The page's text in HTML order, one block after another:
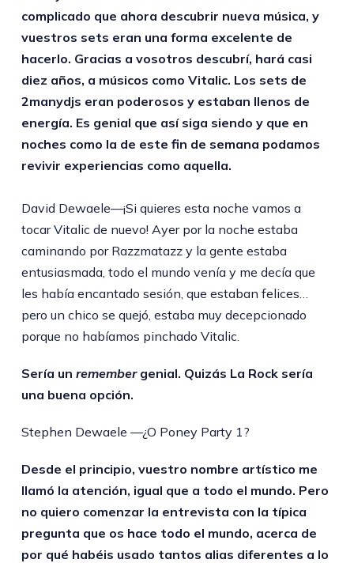
complicado que ahora descubrir nueva música, y
vuestros sets eran una forma excelente de
hacerlo. Gracias a vosotros descubrí, hará casi
diez años, a músicos como Vitalic. Los sets de
2manydjs eran poderosos y estaban llenos de
energía. Es genial que así siga siendo y que en
noches como la de este fin de semana podamos
revivir experiencias como aquella.
David Dewaele—¡Si quieres esta noche vamos a
tocar Vitalic de nuevo! Ayer por la noche estaba
caminando por Razzmatazz y la gente estaba
entusiasmada, todo el mundo venía y me decía que
les había encantado sesión, que estaban felices…
pero un chico se quejó, estaba muy decepcionado
porque no habíamos pinchado Vitalic.
Sería un remembergenial. Quizás La Rock sería
una buena opción.
Stephen Dewaele —¿O Poney Party 1?
Desde el principio, vuestro nombre artístico me
llamó la atención, igual que a todo el mundo. Pero
no quiero comenzar la entrevista con la típica
pregunta que os hace todo el mundo, acerca de
por qué habéis usado tantos alias diferentes a lo